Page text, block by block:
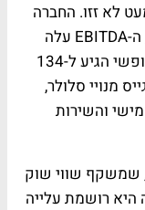
לא זזו. החברה
הרוויחה 74 מיליון שקל ברבעון הראשון, ה-EBITDA עלה
ל-306 מיליון שקל ותזרים המזומנים החופשי הגיע ל-134
מנויי סלולר,
והשירות
41 שקל למניה, שמשקף שווי שוק
היא רושמת עלייה